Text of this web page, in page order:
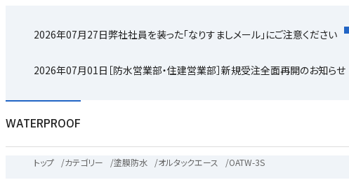
2026年07月27日弊社社員を装った「なりすましメール」にご注意ください
2026年07月01日 ［防水営業部・住建営業部］新規受注全面再開のお知らせ
WATERPROOF
トップ /カテゴリー /塗膜防水 /オルタックエース /OATW-3S